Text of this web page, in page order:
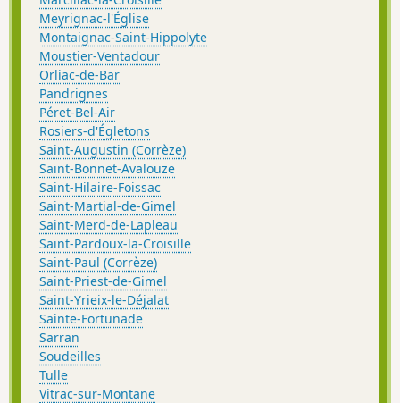
Meyrignac-l'Église
Montaignac-Saint-Hippolyte
Moustier-Ventadour
Orliac-de-Bar
Pandrignes
Péret-Bel-Air
Rosiers-d'Égletons
Saint-Augustin (Corrèze)
Saint-Bonnet-Avalouze
Saint-Hilaire-Foissac
Saint-Martial-de-Gimel
Saint-Merd-de-Lapleau
Saint-Pardoux-la-Croisille
Saint-Paul (Corrèze)
Saint-Priest-de-Gimel
Saint-Yrieix-le-Déjalat
Sainte-Fortunade
Sarran
Soudeilles
Tulle
Vitrac-sur-Montane